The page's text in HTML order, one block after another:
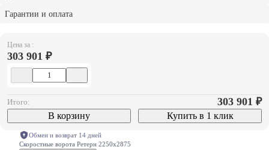
Цена за :
303 901 ₽
Итого: 303 901 ₽
В корзину Купить в 1 клик
Обмен и возврат 14 дней
Скоростные ворота Ретерн 2250х2875
Гарантии и оплата